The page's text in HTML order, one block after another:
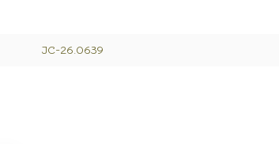
JC-26.0639